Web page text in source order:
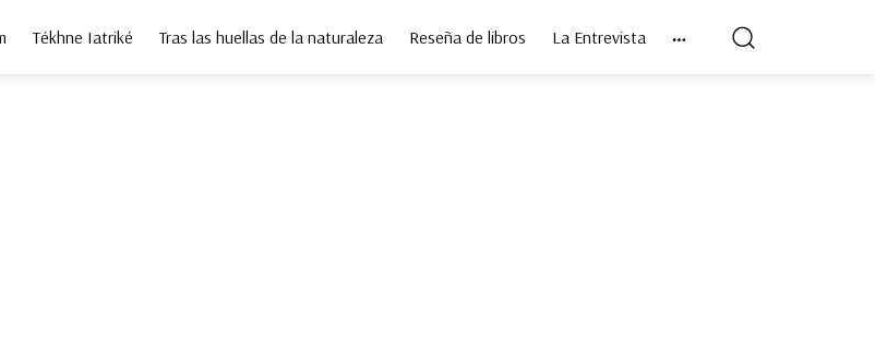
Tékhne Iatriké Tras las huellas de la naturaleza Reseña de libros La Entrevista